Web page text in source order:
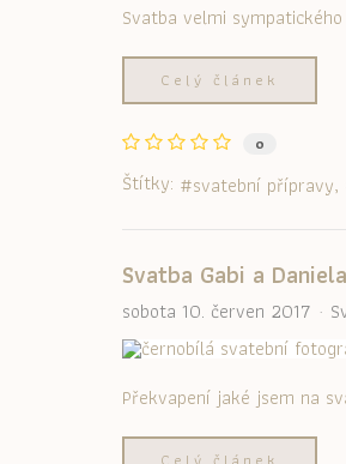
Svatba velmi
Celý článek
0
Štítky: svatební přípravy
Svatba Gabi a
sobota 10. červen 2017
Překvapení jaké jsem na